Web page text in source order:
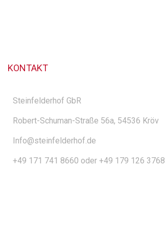
KONTAKT
Steinfelderhof GbR
Robert-Schuman-Straße 56a, 54536 Kröv
Info@steinfelderhof.de
+49 171 741 8660 oder +49 179 126 3768